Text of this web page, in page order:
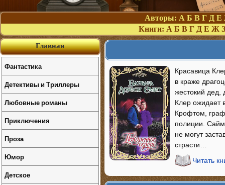
Авторы: А Б В Г Д Е
Книги: А Б В Г Д Е Ж З
Красавица
в краже
жестокий дед,
Клер ожидает
Крофтом,
полиции.
не могут
страсти…
Читать
Главная
Фантастика
Детективы и Триллеры
Любовные романы
Приключения
Проза
Юмор
Детское